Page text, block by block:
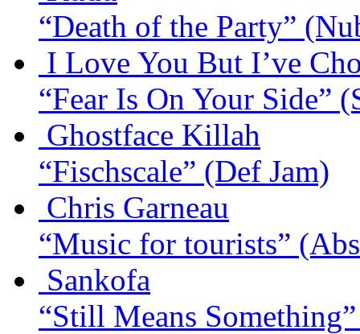
“Death of the Party”
I Love You But I’ve
“Fear Is On Your Side”
Ghostface Killah
“Fischscale” (Def Jam)
Chris Garneau
“Music for tourists”
Sankofa
“Still Means Something”